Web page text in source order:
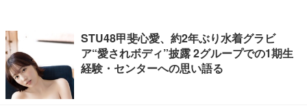
STU48甲斐心愛、約2年ぶり水着グラビ
ア“愛されボディ”披露 2グループでの1期生
経験・センターへの思い語る